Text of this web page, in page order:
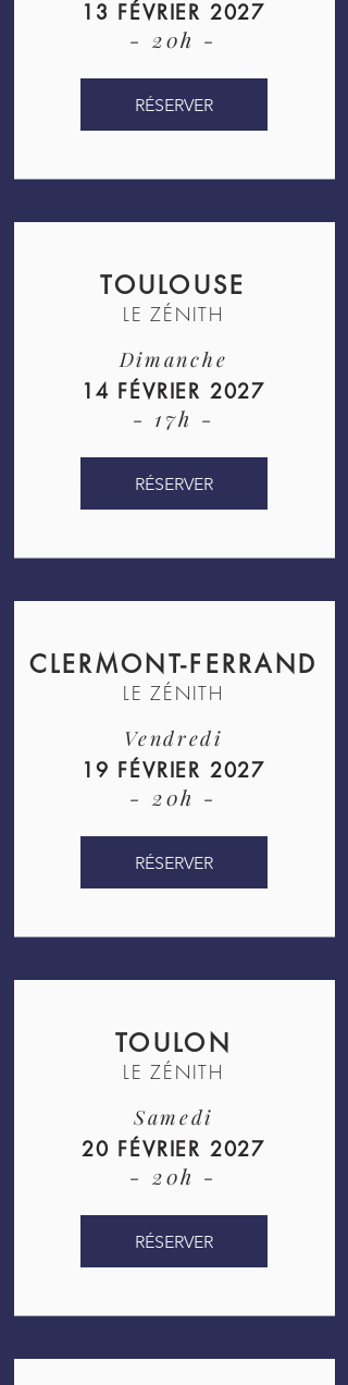
13 FÉVRIER 2027
- 20h -
RÉSERVER
TOULOUSE
LE ZÉNITH
Dimanche
14 FÉVRIER 2027
- 17h -
RÉSERVER
CLERMONT-FERRAND
LE ZÉNITH
Vendredi
19 FÉVRIER 2027
- 20h -
RÉSERVER
TOULON
LE ZÉNITH
Samedi
20 FÉVRIER 2027
- 20h -
RÉSERVER